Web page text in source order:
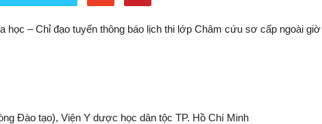
học – Chỉ đạo tuyến thông báo lịch thi lớp Châm cứu sơ cấp ngoài giờ
Đào tạo), Viện Y dược học dân tộc TP. Hồ Chí Minh